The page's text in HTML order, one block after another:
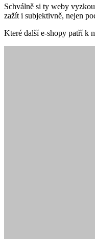
Schválně si ty weby
zažít i subjektivně, nejen
Které další e-shopy patří k